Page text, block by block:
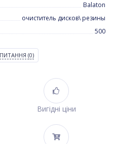
Balaton
очиститель дисков\ резины
500
ПИТАННЯ (0)
Вигідні ціни